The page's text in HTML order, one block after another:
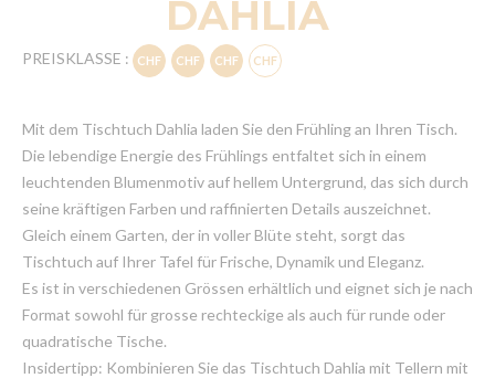
DAHLIA
PREISKLASSE :
Mit dem Tischtuch Dahlia laden Sie den Frühling an Ihren Tisch.
Die lebendige Energie des Frühlings entfaltet sich in einem
leuchtenden Blumenmotiv auf hellem Untergrund, das sich durch
seine kräftigen Farben und raffinierten Details auszeichnet.
Gleich einem Garten, der in voller Blüte steht, sorgt das
Tischtuch auf Ihrer Tafel für Frische, Dynamik und Eleganz.
Es ist in verschiedenen Grössen erhältlich und eignet sich je nach
Format sowohl für grosse rechteckige als auch für runde oder
quadratische Tische.
Insidertipp: Kombinieren Sie das Tischtuch Dahlia mit Tellern mit